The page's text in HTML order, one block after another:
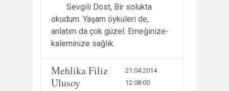
Sevgili Dost, Bir solukta
okudum. Yaşam öyküleri de,
anlatım da çok güzel. Emeğinize-
kaleminize sağlık.
Mehlika Filiz
Ulusoy
21.04.2014
12:08:00